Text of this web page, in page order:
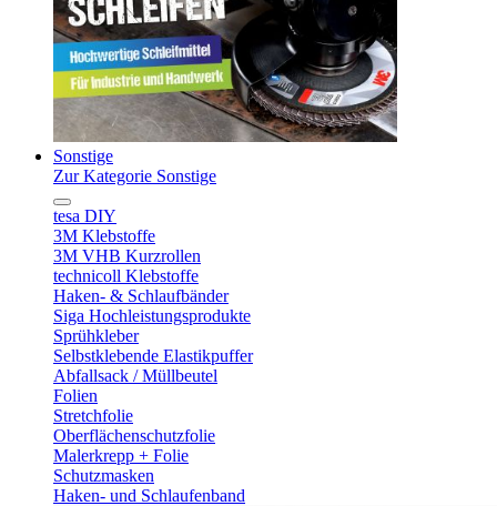
Sonstige
Zur Kategorie Sonstige
tesa DIY
3M Klebstoffe
3M VHB Kurzrollen
technicoll Klebstoffe
Haken- & Schlaufbänder
Siga Hochleistungsprodukte
Sprühkleber
Selbstklebende Elastikpuffer
Abfallsack / Müllbeutel
Folien
Stretchfolie
Oberflächenschutzfolie
Malerkrepp + Folie
Schutzmasken
Haken- und Schlaufenband